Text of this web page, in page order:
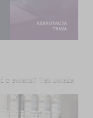
o awans? Tak uważa